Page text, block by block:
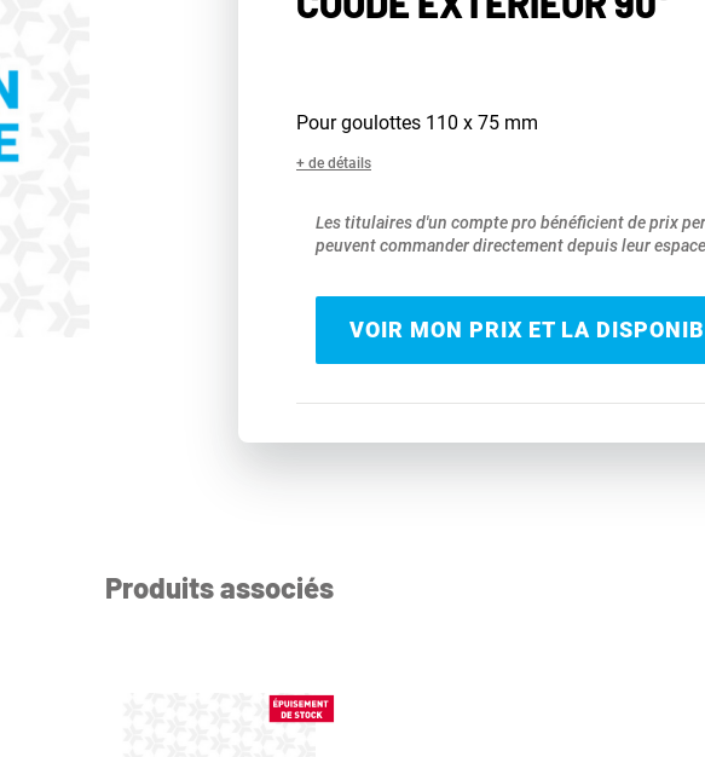
Pour goulottes 110 x 75 mm
+ de détails
Les titulaires d'un compte pro bénéficient de prix
peuvent commander directement depuis leur
VOIR MON PRIX ET LA
Produits associés